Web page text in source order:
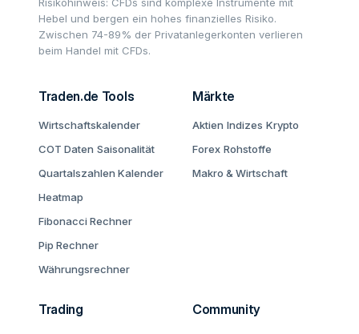
Hebel und bergen ein hohes finanzielles Risiko.
Zwischen 74-89% der Privatanlegerkonten verlieren
beim Handel mit CFDs.
Traden.de Tools
Wirtschaftskalender
COT Daten Saisonalität
Quartalszahlen Kalender
Heatmap
Fibonacci Rechner
Pip Rechner
Währungsrechner
Märkte
Aktien Indizes Krypto
Forex Rohstoffe
Makro & Wirtschaft
Trading Community